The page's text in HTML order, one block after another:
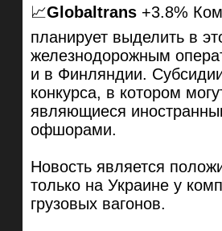
📈Globaltrans +3.8%
планирует выделить в
железнодорожным
и в Финляндии.
конкурса, в котором
являющиеся
офшорами.
Новость является
только на Украине у
грузовых вагонов.